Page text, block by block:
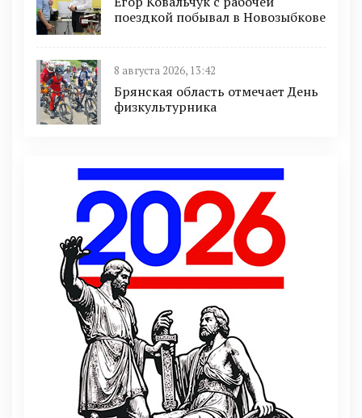
поездкой побывал в Новозыбкове
8 августа 2026, 13:42
Брянская область отмечает День
физкультурника